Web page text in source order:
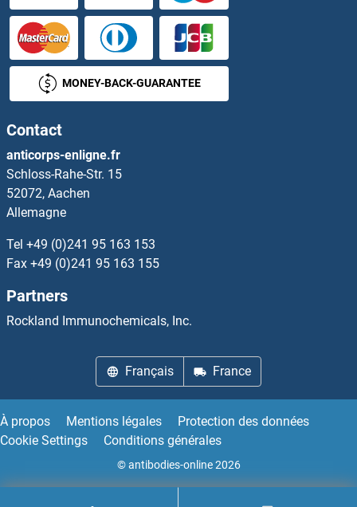
ST6GAL1 Anticorps
ST6GAL2 Anticorps
ST6GALNAC1 Anticorps
ST6GALNAC2 Anticorps
ST6GALNAC4 Anticorps
ST6GALNAC5 Anticorps
ST6GALNAC6 Anticorps
ST7 Anticorps
ST8SIA1 Anticorps
ST8SIA3 Anticorps
ST8SIA4 Anticorps
MONEY-BACK-GUARANTEE
Contact
anticorps-enligne.fr
Schloss-Rahe-Str. 15
52072, Aachen
Allemagne
Tel +49 (0)241 95 163 153
Fax +49 (0)241 95 163 155
Partners
Rockland Immunochemicals, Inc.
Français France
À propos Mentions légales
Protection des données
Cookie Settings
Conditions générales
© antibodies-online 2026